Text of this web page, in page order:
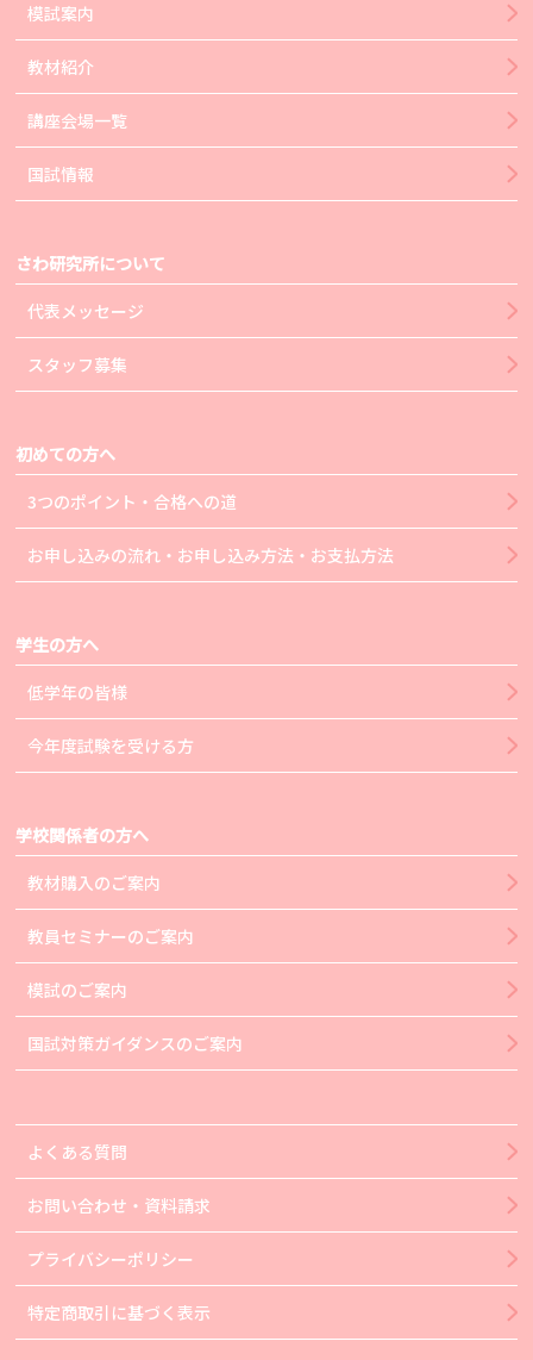
模試案内
教材紹介
講座会場一覧
国試情報
さわ研究所について
代表メッセージ
スタッフ募集
初めての方へ
3つのポイント・合格への道
お申し込みの流れ・お申し込み方法・お支払方法
学生の方へ
低学年の皆様
今年度試験を受ける方
学校関係者の方へ
教材購入のご案内
教員セミナーのご案内
模試のご案内
国試対策ガイダンスのご案内
よくある質問
お問い合わせ・資料請求
プライバシーポリシー
特定商取引に基づく表示